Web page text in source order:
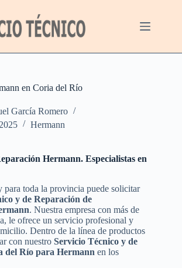
en Coria del Río
García Romero
Hermann
Hermann. Especialistas en
para toda la provincia puede solicitar
y de Reparación de
. Nuestra empresa con más de
le ofrece un servicio profesional y
Dentro de la línea de productos
con nuestro Servicio Técnico y de
del Río para Hermann en los